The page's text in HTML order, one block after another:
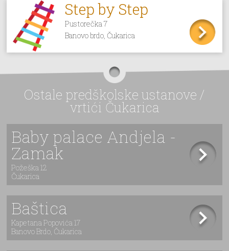
Step by Step
Pustorečka 7
Banovo brdo, Čukarica
Ostale predškolske ustanove /
vrtići Čukarica
Baby palace Andjela -
Zamak
Požeška 12
Čukarica
Baštica
Kapetana Popovića 17
Banovo Brdo, Čukarica